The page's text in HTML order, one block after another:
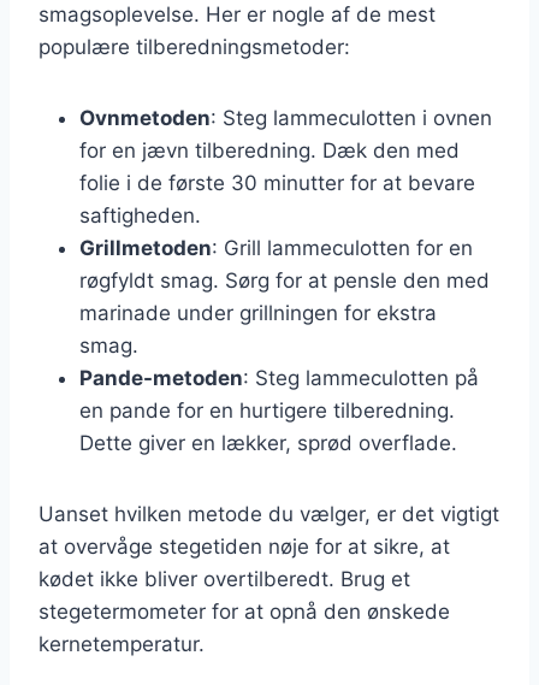
smagsoplevelse. Her er nogle af de mest
populære tilberedningsmetoder:
Ovnmetoden: Steg lammeculotten i ovnen
for en jævn tilberedning. Dæk den med
folie i de første 30 minutter for at bevare
saftigheden.
Grillmetoden: Grill lammeculotten for en
røgfyldt smag. Sørg for at pensle den med
marinade under grillningen for ekstra
smag.
Pande-metoden: Steg lammeculotten på
en pande for en hurtigere tilberedning.
Dette giver en lækker, sprød overflade.
Uanset hvilken metode du vælger, er det vigtigt
at overvåge stegetiden nøje for at sikre, at
kødet ikke bliver overtilberedt. Brug et
stegetermometer for at opnå den ønskede
kernetemperatur.